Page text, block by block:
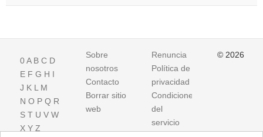
0A B C D
E F G H I
J K L M
N O P Q R
S T U V W
X Y Z
Sobre
nosotros
Contacto
Borrar sitio
web
Renuncia
Política de
privacidad
Condiciones
del
servicio
© 2026